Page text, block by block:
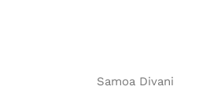
Samoa Divani